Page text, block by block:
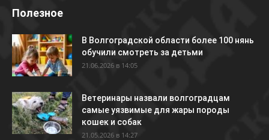
Полезное
В Волгоградской области более 100 нянь
обучили смотреть за детьми
21.06.2026 в 14:05
Ветеринары назвали волгоградцам
самые уязвимые для жары породы
кошек и собак
21.05.2026 в 14:27